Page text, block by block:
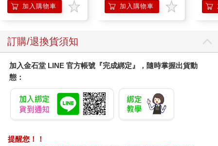
防滲漏貓尿布/可觀察
尿色貓潔墊補充包/本
加入購物車 加入購物車
訂購/退換貨須知
加入金石堂 LINE 官方帳號『完成綁定』，隨時掌握出貨動
態：
提醒您！！